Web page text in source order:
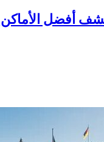
أفضل الأماكن